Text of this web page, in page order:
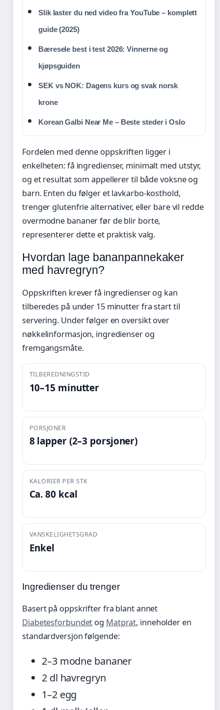
Slik laster du ned video fra YouTube – komplett
guide (2025)
Bæresele best i test 2026: Vinnerne og
kjøpsguiden
SEK vs NOK: Dagens kurs og svak norsk
krone
Korean Galbi Near Me – Beste steder i Oslo
Fordelen med denne oppskriften ligger i
enkelheten: få ingredienser, minimalt med utstyr,
og et resultat som appellerer til både voksne og
barn. Enten du følger et lavkarbo-kosthold,
trenger glutenfrie alternativer, eller bare vil redde
overmodne bananer før de blir borte,
representerer dette et praktisk valg.
Hvordan lage bananpannekaker
med havregryn?
Oppskriften krever få ingredienser og kan
tilberedes på under 15 minutter fra start til
servering. Under følger en oversikt over
nøkkelinformasjon, ingredienser og
fremgangsmåte.
TILBEREDNINGSTID
10–15 minutter
PORSJONER
8 lapper (2–3 porsjoner)
KALORIER PER STK
Ca. 80 kcal
VANSKELIGHETSGRAD
Enkel
Ingredienser du trenger
Basert på oppskrifter fra blant annet
Diabetesforbundet og Matprat, inneholder en
standardversjon følgende:
2–3 modne bananer
2 dl havregryn
1–2 egg